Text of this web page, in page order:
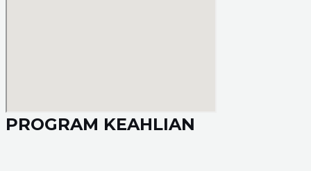
PROGRAM KEAHLIAN